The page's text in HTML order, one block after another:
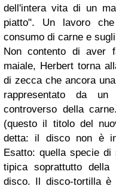
dell'intera vita di un
piatto". Un lavoro
consumo di carne e
Non contento di aver
maiale, Herbert torna
di zecca che ancora
rappresentato da un
controverso della
(questo il titolo del
detta: il disco non è
Esatto: quella specie
tipica soprattutto della
disco. Il disco-tortilla è